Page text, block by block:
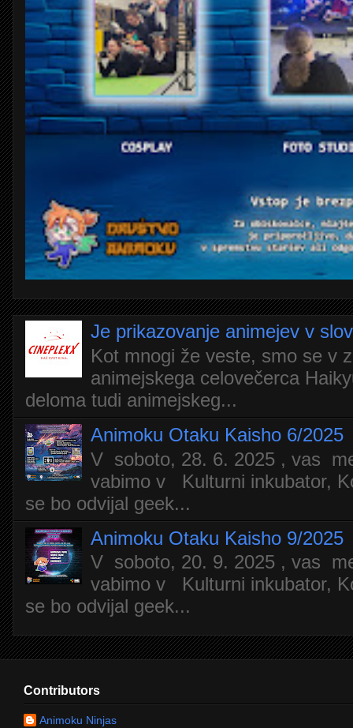
Je prikazovanje animejev v
Kot mnogi že veste, smo se v
animejskega celovečerca
deloma tudi animejskeg...
Animoku Otaku Kaisho 6/2025
V soboto, 28. 6. 2025 , vas
vabimo v Kulturni inkubator,
se bo odvijal geek...
Animoku Otaku Kaisho 9/2025
V soboto, 20. 9. 2025 , vas
vabimo v Kulturni inkubator,
se bo odvijal geek...
Contributors
Animoku Ninjas